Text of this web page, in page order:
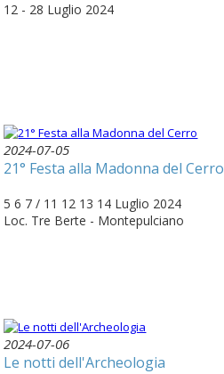
12 - 28 Luglio 2024
2024-07-05
21° Festa alla Madonna del Cerro
5 6 7 / 11 12 13 14 Luglio 2024
Loc. Tre Berte - Montepulciano
2024-07-06
Le notti dell'Archeologia